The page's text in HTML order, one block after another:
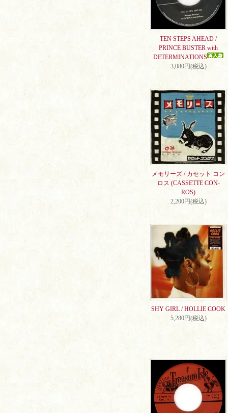
TEN STEPS AHEAD /
PRINCE BUSTER with
DETERMINATIONS
3,080円(税込)
メモリーズ / カセット コン
ロス (CASSETTE CON-
ROS)
2,200円(税込)
SHY GIRL / HOLLIE COOK
5,280円(税込)